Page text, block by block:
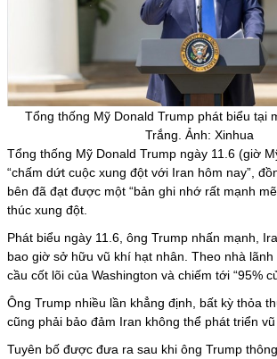
Tổng thống Mỹ Donald Trump phát biểu tại
Trắng. Ảnh: Xinhua
Tổng thống Mỹ Donald Trump ngày 11.6 (giờ
“chấm dứt cuộc xung đột với Iran hôm nay”,
bên đã đạt được một “bản ghi nhớ rất mạnh
thúc xung đột.
Phát biểu ngày 11.6, ông Trump nhấn mạnh,
bao giờ sở hữu vũ khí hạt nhân. Theo nhà lãnh
cầu cốt lõi của Washington và chiếm tới “95%
Ông Trump nhiều lần khẳng định, bất kỳ thỏa
cũng phải bảo đảm Iran không thể phát triển vũ
Tuyên bố được đưa ra sau khi ông Trump